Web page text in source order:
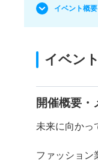
イベント概要
イベン
開催概要・
未来に向かっ
ファッション